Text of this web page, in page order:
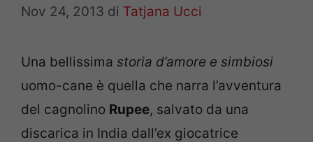
Nov 24, 2013 di Tatjana Ucci
Una bellissima storia d’amore e simbiosi
uomo-cane è quella che narra l’avventura
del cagnolino Rupee, salvato da una
discarica in India dall’ex giocatrice